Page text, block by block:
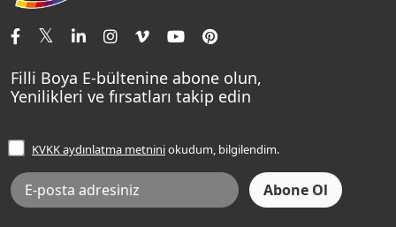
Tavan Boyaları
Ev Bakım ve Hobi Boyaları
Yatak Odası Renkleri
Sentomaxx Sentetik Boya
Sentomaxx İpeksi Mat
Momento Life
Şampanya Rengi
Açık Mavi Rengi
Frezya Rengi
İletişim Bilgilerimiz
Renk Danışma
Filli Ustam
Sıkça Sorulan Sorular
Ücretsiz Yalıtım Keşif Hizmeti
Bilgi Toplumu Hizmetleri
İnternet Sitesi Kullanım Koşulları
KVKK Talep Formu
Filli Boya E-bültenine abone olun,
Yenilikleri ve fırsatları takip edin
KVKK aydınlatma metniniokudum, bilgilendim.